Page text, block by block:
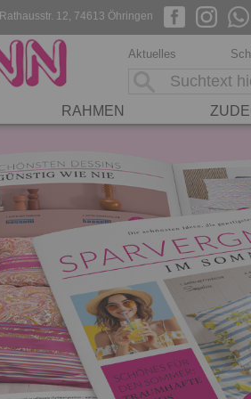
Rathausstr. 12, 74613 Öhringen
Aktuelles
RAHMEN